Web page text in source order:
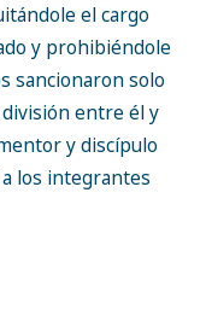
el cargo
y prohibiéndole
sancionaron solo
entre él y
y discípulo
los integrantes